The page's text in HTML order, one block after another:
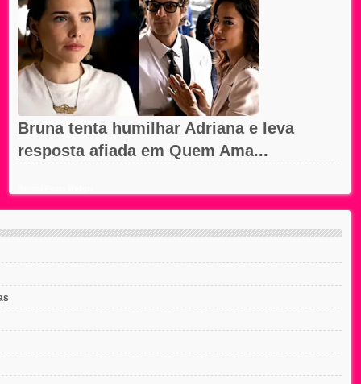
Bruna tenta humilhar Adriana e leva
resposta afiada em Quem Ama...